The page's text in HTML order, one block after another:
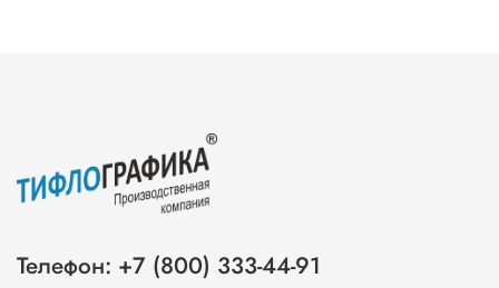
Телефон: +7 (800) 333-44-91